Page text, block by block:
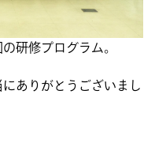
研修プログラム。
ありがとうございまし